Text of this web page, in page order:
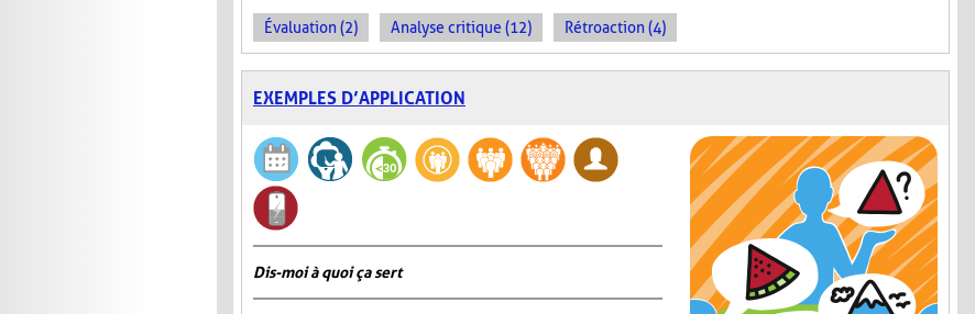
Évaluation (2) Analyse critique (12) Rétroaction (4)
EXEMPLES D’APPLICATION
Dis-moi à quoi ça sert